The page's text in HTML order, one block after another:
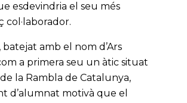
esdevindria el seu més
col·laborador.
amb el nom d’Ars
a primera seu un àtic situat
la Rambla de Catalunya,
d’alumnat motivà que el